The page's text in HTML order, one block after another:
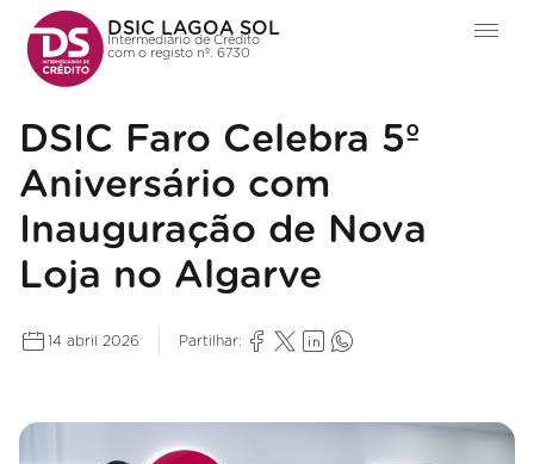
DSIC LAGOA SOL
Intermediário de Crédito
com o registo nº. 6730
DSIC Faro Celebra 5º
Aniversário com
Inauguração de Nova
Loja no Algarve
14 abril 2026 Partilhar: